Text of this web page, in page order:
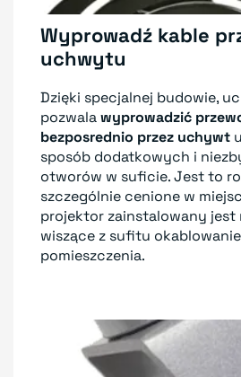
Wyprowadź kable
uchwytu
Dzięki specjalnej budowie,
pozwalawyprowadzić
bezposrednio przez uchywt
sposób dodatkowych i
otworów w suficie. Jest to
szczególnie cenione w
projektor zainstalowany jest
wiszące z sufitu
pomieszczenia.